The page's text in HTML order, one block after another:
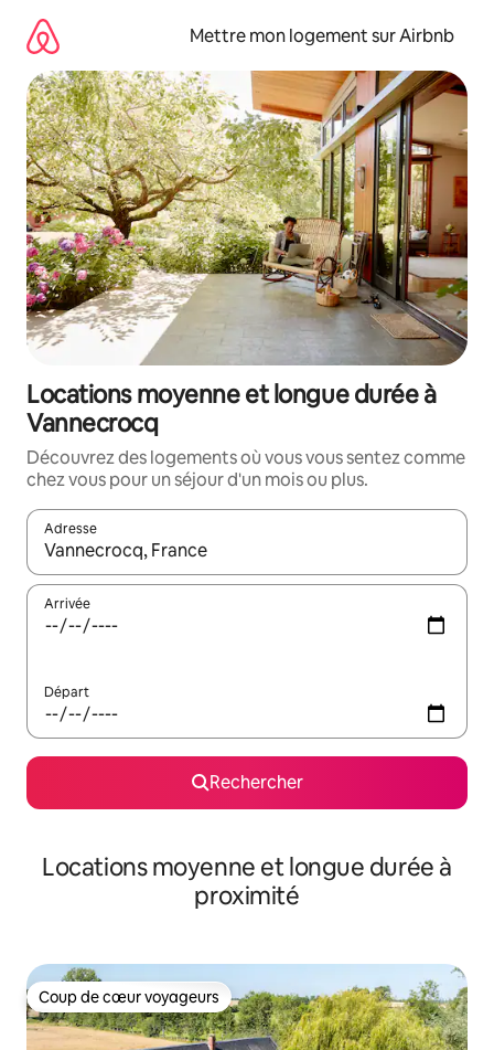
directement
contenu
Mettre mon logement sur Airbnb
Locations moyenne et longue durée à
Vannecrocq
Découvrez des logements où vous vous sentez comme
chez vous pour un séjour d'un mois ou plus.
Adresse
Lorsque les résultats s'affichent, utilisez les flèches vers le
Arrivée
Départ
Rechercher
Locations moyenne et longue durée à
proximité
Coup de cœur voyageurs
Coup de cœur voyageurs